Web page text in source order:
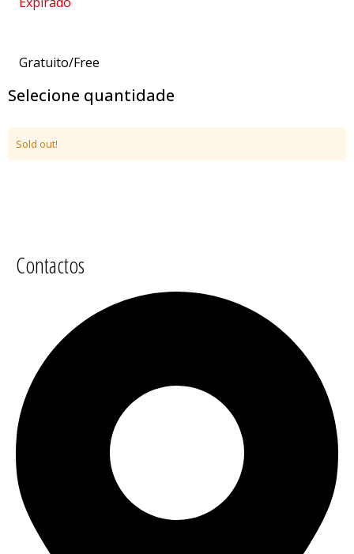
Gratuito/Free
Selecione quantidade
Sold out!
Contactos